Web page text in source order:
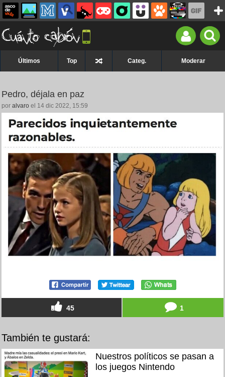
Últimos Top Categ. Moderar
Pedro, déjala en paz
por alvaro el 14 dic 2022, 15:59
45 1
También te gustará:
Nuestros políticos se pasan a
los juegos Nintendo